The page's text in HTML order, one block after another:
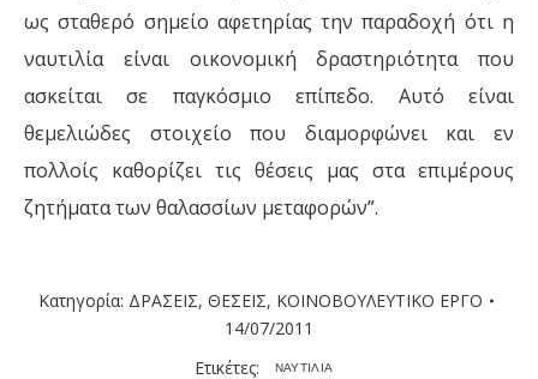
ως σταθερό σημείο αφετηρίας την παραδοχή ότι η
ναυτιλία είναι οικονομική δραστηριότητα που
ασκείται σε παγκόσμιο επίπεδο. Αυτό είναι
θεμελιώδες στοιχείο που διαμορφώνει και εν
πολλοίς καθορίζει τις θέσεις μας στα επιμέρους
ζητήματα των θαλασσίων μεταφορών”.
Κατηγορία: ΔΡΑΣΕΙΣ, ΘΕΣΕΙΣ, ΚΟΙΝΟΒΟΥΛΕΥΤΙΚΟ ΕΡΓΟ
14/07/2011
Ετικέτες:
ΝΑΥΤΙΛΙΑ